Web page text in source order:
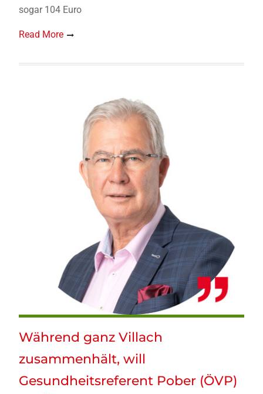
sogar 104 Euro
Read More
Während ganz Villach
zusammenhält, will
Gesundheitsreferent Pober (ÖVP)